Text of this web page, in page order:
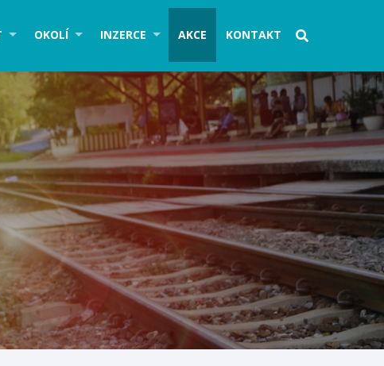
OKOLÍ INZERCE AKCE KONTAKT